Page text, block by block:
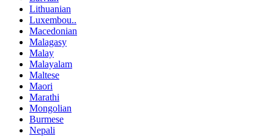
Lithuanian
Luxembou..
Macedonian
Malagasy
Malay
Malayalam
Maltese
Maori
Marathi
Mongolian
Burmese
Nepali